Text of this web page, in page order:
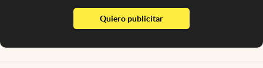
Quiero publicitarabre en nueva pestaña